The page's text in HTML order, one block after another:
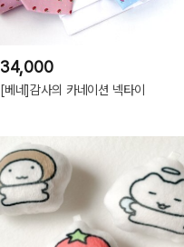
34,000
[베네]감사의 카네이션 넥타이